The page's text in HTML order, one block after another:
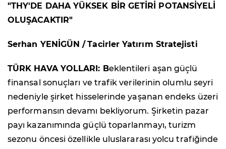
"THY'DE DAHA YÜKSEK BİR GETİRİ POTANSİYELİ
OLUŞACAKTIR"
Serhan YENİGÜN / Tacirler Yatırım Stratejisti
TÜRK HAVA YOLLARI: Beklentileri aşan güçlü
finansal sonuçları ve trafik verilerinin olumlu seyri
nedeniyle şirket hisselerinde yaşanan endeks üzeri
performansın devamı bekliyorum. Şirketin pazar
payı kazanımında güçlü toparlanmayı, turizm
sezonu öncesi özellikle uluslararası yolcu trafiğinde